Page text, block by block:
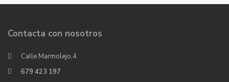
Contacta con nosotros
Calle Marmolejo,4
679 423 197